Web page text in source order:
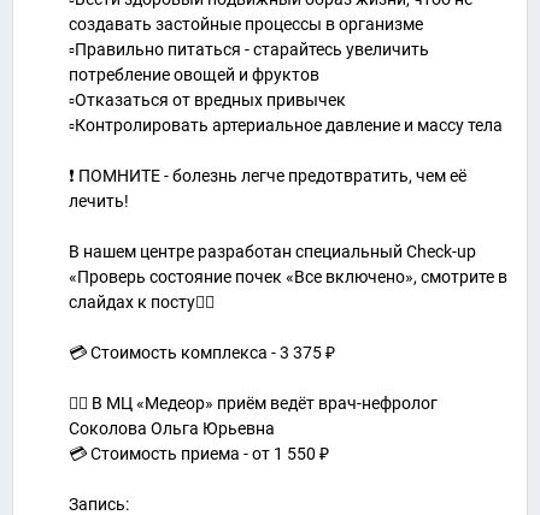
создавать застойные процессы в организме
▫️Правильно питаться - старайтесь увеличить
потребление овощей и фруктов
▫️Отказаться от вредных привычек
▫️Контролировать артериальное давление и массу тела
❗️ ПОМНИТЕ - болезнь легче предотвратить, чем её
лечить!
В нашем центре разработан специальный Check-up
«Проверь состояние почек «Все включено», смотрите в
слайдах к посту👉🏻
💳 Стоимость комплекса - 3 375 ₽
👩‍⚕️ В МЦ «Медеор» приём ведёт врач-нефролог
Соколова Ольга Юрьевна
💳 Стоимость приема - от 1 550 ₽
Запись: